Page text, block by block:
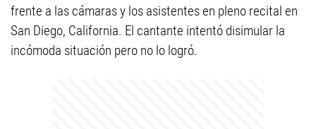
frente a las cámaras y los asistentes en pleno recital en
San Diego, California. El cantante intentó disimular la
incómoda situación pero no lo logró.